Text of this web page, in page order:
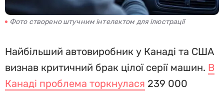
Фото створено штучним інтелектом для ілюстрації
Найбільший автовиробник у Канаді та США
визнав критичний брак цілої серії машин. В
Канаді проблема торкнулася 239 000